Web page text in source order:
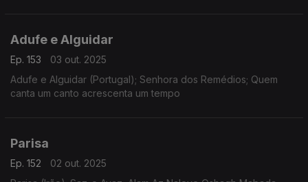
Adufe e Alguidar
Ep. 153
03 out. 2025
Adufe e Alguidar (Portugal); Senhora dos Remédios; Quem
canta um canto acrescenta um tempo
Parisa
Ep. 152
02 out. 2025